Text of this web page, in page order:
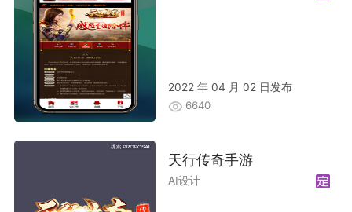
2022 年 04 月 02 日发布
6640
天行传奇手游
AI设计